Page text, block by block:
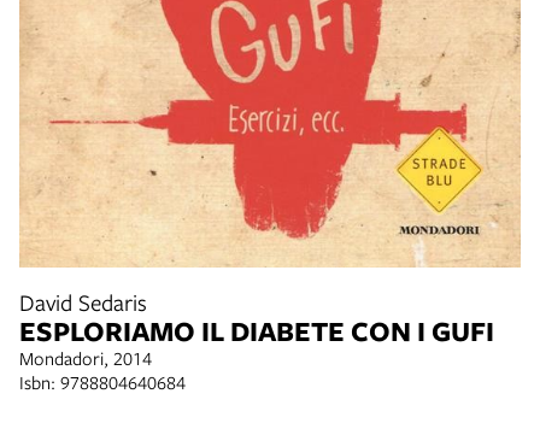
David Sedaris
ESPLORIAMO IL DIABETE CON I GUFI
Mondadori, 2014
Isbn: 9788804640684